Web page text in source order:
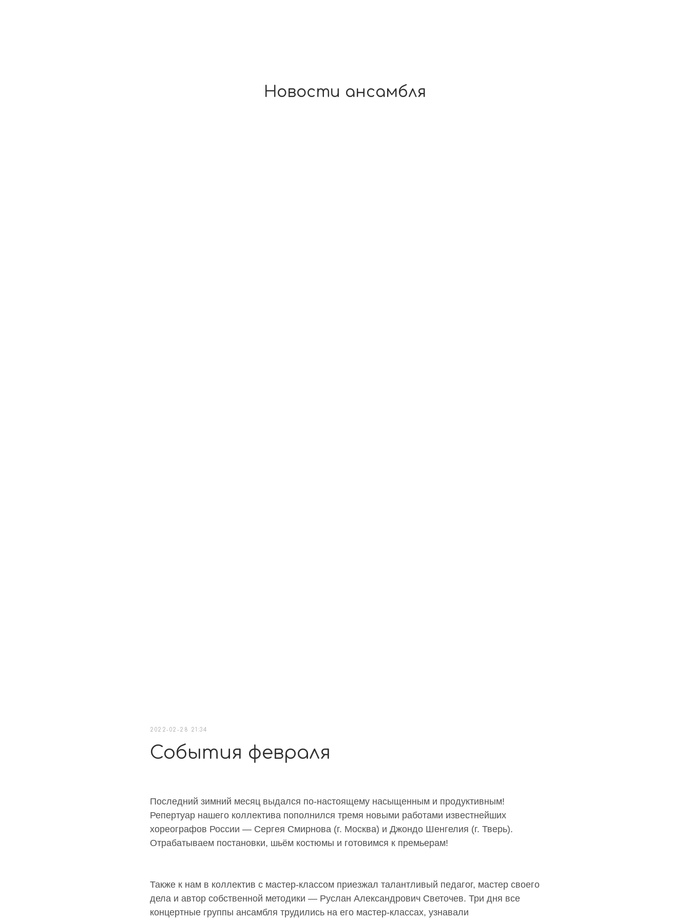
Новости ансамбля
2022-02-28 21:34
События февраля
Последний зимний месяц выдался по-настоящему насыщенным и продуктивным!
Репертуар нашего коллектива пополнился тремя новыми работами известнейших
хореографов России — Сергея Смирнова (г. Москва) и Джондо Шенгелия (г. Тверь).
Отрабатываем постановки, шьём костюмы и готовимся к премьерам!
Также к нам в коллектив с мастер-классом приезжал талантливый педагог, мастер своего
дела и автор собственной методики — Руслан Александрович Светочев. Три дня все
концертные группы ансамбля трудились на его мастер-классах, узнавали